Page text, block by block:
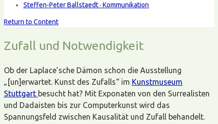
Steffen-Peter Ballstaedt · Kommunikation
Return to Content
Zufall und Notwendigkeit
Ob der Laplace’sche Dämon schon die Ausstellung
„[un]erwartet. Kunst des Zufalls“ im Kunstmuseum
Stuttgart besucht hat? Mit Exponaten von den Surrealisten
und Dadaisten bis zur Computerkunst wird das
Spannungsfeld zwischen Kausalität und Zufall behandelt.